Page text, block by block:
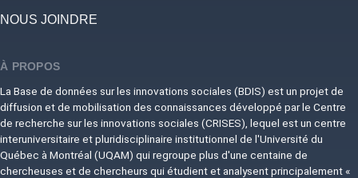
NOUS JOINDRE
À PROPOS
La Base de données sur les innovations sociales (BDIS) est un projet de
diffusion et de mobilisation des connaissances développé par le Centre
de recherche sur les innovations sociales (CRISES), lequel est un centre
interuniversitaire et pluridisciplinaire institutionnel de l'Université du
Québec à Montréal (UQAM) qui regroupe plus d'une centaine de
chercheuses et de chercheurs qui étudient et analysent principalement «